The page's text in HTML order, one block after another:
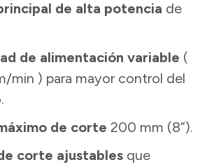
de alta potencia de
de alimentación variable (
min ) para mayor control del
de corte 200 mm (8”).
corte ajustables que